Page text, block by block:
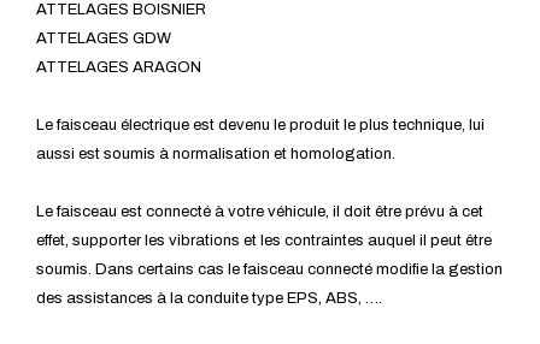
ATTELAGES BOISNIER
ATTELAGES GDW
ATTELAGES ARAGON
Le faisceau électrique est devenu le produit le plus technique, lui
aussi est soumis à normalisation et homologation.
Le faisceau est connecté à votre véhicule, il doit être prévu à cet
effet, supporter les vibrations et les contraintes auquel il peut être
soumis. Dans certains cas le faisceau connecté modifie la gestion
des assistances à la conduite type EPS, ABS, ….